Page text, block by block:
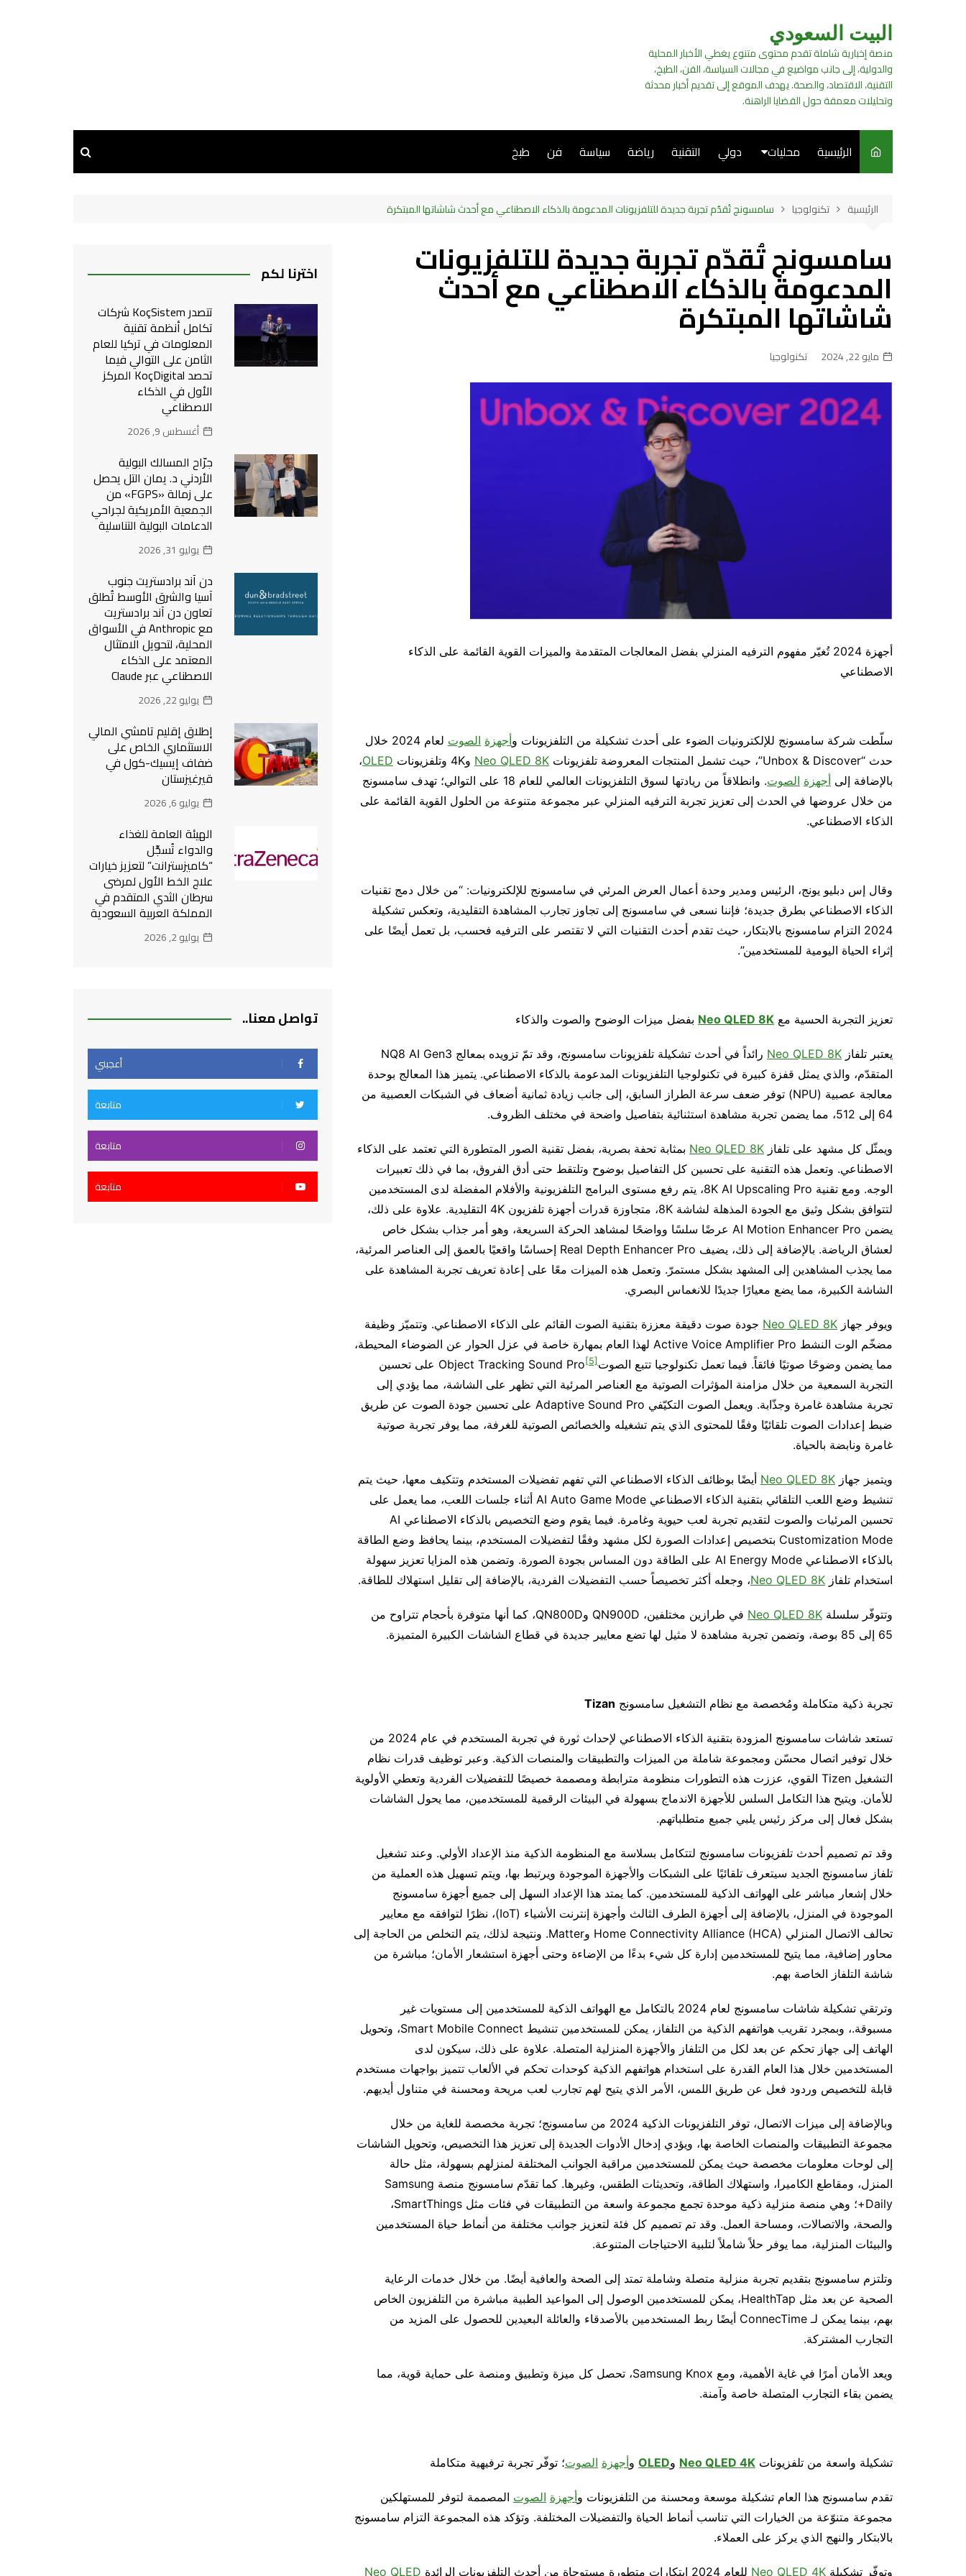
البيت السعودي
منصة إخبارية شاملة تقدم محتوى متنوع يغطي الأخبار المحلية
والدولية، إلى جانب مواضيع في مجالات السياسة، الفن، الطبخ،
التقنية، الاقتصاد، والصحة. يهدف الموقع إلى تقديم أخبار محدثة
وتحليلات معمقة حول القضايا الراهنة.
الرئيسية محليات
طبخ
دولي التقنية رياضة سياسة فن طبخ
الرئيسية تكنولوجيا سامسونج تُقدّم تجربة جديدة للتلفزيونات المدعومة بالذكاء الاصطناعي مع أحدث شاشاتها المبتكرة
سامسونج تُقدّم تجربة جديدة للتلفزيونات
المدعومة بالذكاء الاصطناعي مع أحدث
شاشاتها المبتكرة
مايو 22, 2024 تكنولوجيا
أجهزة 2024 تُغيّر مفهوم الترفيه المنزلي بفضل المعالجات المتقدمة والميزات القوية القائمة على الذكاء
الاصطناعي
سلّطت شركة سامسونج للإلكترونيات الضوء على أحدث تشكيلة من التلفزيونات وأجهزة الصوت
لعام 2024 خلال
حدث “Unbox & Discover”، حيث تشمل المنتجات المعروضة تلفزيونات
Neo QLED 8K و4K وتلفزيونات OLED،
بالإضافة إلى أجهزة الصوت
. وانطلاقاً من ريادتها لسوق التلفزيونات العالمي للعام 18 على التوالي؛ تهدف سامسونج
من خلال عروضها في الحدث إلى تعزيز تجربة الترفيه المنزلي عبر مجموعة متنوعة من الحلول القوية القائمة على
الذكاء الاصطناعي.
وقال إس دبليو يونج، الرئيس ومدير وحدة أعمال العرض المرئي في سامسونج للإلكترونيات: “من خلال دمج تقنيات
الذكاء الاصطناعي بطرق جديدة؛ فإننا نسعى في سامسونج إلى تجاوز تجارب المشاهدة التقليدية، وتعكس تشكيلة
2024 التزام سامسونج بالابتكار، حيث تقدم أحدث التقنيات التي لا تقتصر على الترفيه فحسب، بل تعمل أيضًا على
إثراء الحياة اليومية للمستخدمين”.
تعزيز التجربة الحسية مع Neo QLED 8K بفضل ميزات الوضوح والصوت والذكاء
يعتبر تلفاز Neo QLED 8K
رائداً في أحدث تشكيلة تلفزيونات سامسونج، وقد تمّ تزويده بمعالج NQ8 AI Gen3
المتقدّم، والذي يمثل قفزة كبيرة في تكنولوجيا التلفزيونات المدعومة بالذكاء الاصطناعي. يتميز هذا المعالج بوحدة
معالجة عصبية (NPU) توفر ضعف سرعة الطراز السابق، إلى جانب زيادة ثمانية أضعاف في الشبكات العصبية من
64 إلى 512، مما يضمن تجربة مشاهدة استثنائية بتفاصيل واضحة في مختلف الظروف.
ويمثّل كل مشهد على تلفاز Neo QLED 8K بمثابة تحفة بصرية، بفضل تقنية الصور المتطورة التي تعتمد على الذكاء
الاصطناعي. وتعمل هذه التقنية على تحسين كل التفاصيل بوضوح وتلتقط حتى أدق الفروق، بما في ذلك تعبيرات
الوجه. ومع تقنية 8K AI Upscaling Pro، يتم رفع مستوى البرامج التلفزيونية والأفلام المفضلة لدى المستخدمين
لتتوافق بشكل وثيق مع الجودة المذهلة لشاشة 8K، متجاوزة قدرات أجهزة تلفزيون 4K التقليدية. علاوة على ذلك،
يضمن AI Motion Enhancer Pro عرضًا سلسًا وواضحًا لمشاهد الحركة السريعة، وهو أمر جذاب بشكل خاص
لعشاق الرياضة. بالإضافة إلى ذلك، يضيف Real Depth Enhancer Pro إحساسًا واقعيًا بالعمق إلى العناصر المرئية،
مما يجذب المشاهدين إلى المشهد بشكل مستمرّ. وتعمل هذه الميزات معًا على إعادة تعريف تجربة المشاهدة على
الشاشة الكبيرة، مما يضع معيارًا جديدًا للانغماس البصري.
ويوفر جهاز Neo QLED 8K جودة صوت دقيقة معززة بتقنية الصوت القائم على الذكاء الاصطناعي. وتتميّز وظيفة
مضخّم الوت النشط Active Voice Amplifier Pro لهذا العام بمهارة خاصة في عزل الحوار عن الضوضاء المحيطة،
مما يضمن وضوحًا صوتيًا فائقاً. فيما تعمل تكنولوجيا تتبع الصوتObject Tracking Sound Pro [5]
على تحسين
التجربة السمعية من خلال مزامنة المؤثرات الصوتية مع العناصر المرئية التي تظهر على الشاشة، مما يؤدي إلى
تجربة مشاهدة غامرة وجذّابة. ويعمل الصوت التكيّفي Adaptive Sound Pro على تحسين جودة الصوت عن طريق
ضبط إعدادات الصوت تلقائيًا وفقًا للمحتوى الذي يتم تشغيله والخصائص الصوتية للغرفة، مما يوفر تجربة صوتية
غامرة ونابضة بالحياة.
ويتميز جهاز Neo QLED 8K أيضًا بوظائف الذكاء الاصطناعي التي تفهم تفضيلات المستخدم وتتكيف معها، حيث يتم
تنشيط وضع اللعب التلقائي بتقنية الذكاء الاصطناعي AI Auto Game Mode أثناء جلسات اللعب، مما يعمل على
تحسين المرئيات والصوت لتقديم تجربة لعب حيوية وغامرة. فيما يقوم وضع التخصيص بالذكاء الاصطناعي AI
Customization Mode بتخصيص إعدادات الصورة لكل مشهد وفقًا لتفضيلات المستخدم، بينما يحافظ وضع الطاقة
بالذكاء الاصطناعي AI Energy Mode على الطاقة دون المساس بجودة الصورة. وتضمن هذه المزايا تعزيز سهولة
استخدام تلفاز Neo QLED 8K، وجعله أكثر تخصيصاً حسب التفضيلات الفردية، بالإضافة إلى تقليل استهلاك للطاقة.
وتتوفّر سلسلة Neo QLED 8K
في طرازين مختلفين، QN900D وQN800D، كما أنها متوفرة بأحجام تتراوح من
65 إلى 85 بوصة، وتضمن تجربة مشاهدة لا مثيل لها تضع معايير جديدة في قطاع الشاشات الكبيرة المتميزة.
تجربة ذكية متكاملة ومُخصصة مع نظام التشغيل سامسونج Tizan
تستعد شاشات سامسونج المزودة بتقنية الذكاء الاصطناعي لإحداث ثورة في تجربة المستخدم في عام 2024 من
خلال توفير اتصال محسّن ومجموعة شاملة من الميزات والتطبيقات والمنصات الذكية. وعبر توظيف قدرات نظام
التشغيل Tizen القوي، عززت هذه التطورات منظومة مترابطة ومصممة خصيصًا للتفضيلات الفردية وتعطي الأولوية
للأمان. ويتيح هذا التكامل السلس للأجهزة الاندماج بسهولة في البيئات الرقمية للمستخدمين، مما يحول الشاشات
بشكل فعال إلى مركز رئيس يلبي جميع متطلباتهم.
وقد تم تصميم أحدث تلفزيونات سامسونج لتتكامل بسلاسة مع المنظومة الذكية منذ الإعداد الأولي. وعند تشغيل
تلفاز سامسونج الجديد سيتعرف تلقائيًا على الشبكات والأجهزة الموجودة ويرتبط بها، ويتم تسهيل هذه العملية من
خلال إشعار مباشر على الهواتف الذكية للمستخدمين. كما يمتد هذا الإعداد السهل إلى جميع أجهزة سامسونج
الموجودة في المنزل، بالإضافة إلى أجهزة الطرف الثالث وأجهزة إنترنت الأشياء (IoT)، نظرًا لتوافقه مع معايير
تحالف الاتصال المنزلي Home Connectivity Alliance (HCA) وMatter. ونتيجة لذلك، يتم التخلص من الحاجة إلى
محاور إضافية، مما يتيح للمستخدمين إدارة كل شيء بدءًا من الإضاءة وحتى أجهزة استشعار الأمان؛ مباشرة من
شاشة التلفاز الخاصة بهم.
وترتقي تشكيلة شاشات سامسونج لعام 2024 بالتكامل مع الهواتف الذكية للمستخدمين إلى مستويات غير
مسبوقة.، وبمجرد تقريب هواتفهم الذكية من التلفاز، يمكن للمستخدمين تنشيط Smart Mobile Connect، وتحويل
الهاتف إلى جهاز تحكم عن بعد لكل من التلفاز والأجهزة المنزلية المتصلة. علاوة على ذلك، سيكون لدى
المستخدمين خلال هذا العام القدرة على استخدام هواتفهم الذكية كوحدات تحكم في الألعاب تتميز بواجهات مستخدم
قابلة للتخصيص وردود فعل عن طريق اللمس، الأمر الذي يتيح لهم تجارب لعب مريحة ومحسنة في متناول أيديهم.
وبالإضافة إلى ميزات الاتصال، توفر التلفزيونات الذكية 2024 من سامسونج؛ تجربة مخصصة للغاية من خلال
مجموعة التطبيقات والمنصات الخاصة بها، ويؤدي إدخال الأدوات الجديدة إلى تعزيز هذا التخصيص، وتحويل الشاشات
إلى لوحات معلومات مخصصة حيث يمكن للمستخدمين مراقبة الجوانب المختلفة لمنزلهم بسهولة، مثل حالة
المنزل، ومقاطع الكاميرا، واستهلاك الطاقة، وتحديثات الطقس، وغيرها. كما تقدّم سامسونج منصة Samsung
Daily+؛ وهي منصة منزلية ذكية موحدة تجمع مجموعة واسعة من التطبيقات في فئات مثل SmartThings،
والصحة، والاتصالات، ومساحة العمل. وقد تم تصميم كل فئة لتعزيز جوانب مختلفة من أنماط حياة المستخدمين
والبيئات المنزلية، مما يوفر حلاً شاملاً لتلبية الاحتياجات المتنوعة.
وتلتزم سامسونج بتقديم تجربة منزلية متصلة وشاملة تمتد إلى الصحة والعافية أيضًا. من خلال خدمات الرعاية
الصحية عن بعد مثل HealthTap، يمكن للمستخدمين الوصول إلى المواعيد الطبية مباشرة من التلفزيون الخاص
بهم، بينما يمكن لـ ConnecTime أيضًا ربط المستخدمين بالأصدقاء والعائلة البعيدين للحصول على المزيد من
التجارب المشتركة.
ويعد الأمان أمرًا في غاية الأهمية، ومع Samsung Knox، تحصل كل ميزة وتطبيق ومنصة على حماية قوية، مما
يضمن بقاء التجارب المتصلة خاصة وآمنة.
تشكيلة واسعة من تلفزيونات Neo QLED 4K وOLED وأجهزة الصوت؛ توفّر تجربة ترفيهية متكاملة
تقدم سامسونج هذا العام تشكيلة موسعة ومحسنة من التلفزيونات وأجهزة الصوت المصممة لتوفر للمستهلكين
مجموعة متنوّعة من الخيارات التي تناسب أنماط الحياة والتفضيلات المختلفة. وتؤكد هذه المجموعة التزام سامسونج
بالابتكار والنهج الذي يركز على العملاء.
وتوفّر تشكيلة Neo QLED 4K للعام 2024 ابتكارات متطورة مستوحاة من أحدث التلفزيونات الرائدة Neo QLED
اخترنا لكم
تتصدر KoçSistem شركات
تكامل أنظمة تقنية
المعلومات في تركيا للعام
الثامن على التوالي فيما
تحصد KoçDigital المركز
الأول في الذكاء
الاصطناعي
أغسطس 9, 2026
جرّاح المسالك البولية
الأردني د. يمان التل يحصل
على زمالة «FGPS» من
الجمعية الأمريكية لجراحي
الدعامات البولية التناسلية
يوليو 31, 2026
دن آند برادستريت جنوب
آسيا والشرق الأوسط تُطلق
تعاون دن آند برادستريت
مع Anthropic في الأسواق
المحلية، لتحويل الامتثال
المعتمد على الذكاء
الاصطناعي عبر Claude
يوليو 22, 2026
إطلاق إقليم تامشي المالي
الاستثماري الخاص على
ضفاف إيسيك-كول في
قيرغيزستان
يوليو 6, 2026
الهيئة العامة للغذاء
والدواء تُسجِّل
“كاميزسترانت” لتعزيز خيارات
علاج الخط الأول لمرضى
سرطان الثدي المتقدم في
المملكة العربية السعودية
يوليو 2, 2026
تواصل معنا..
أعجبني
متابعة
متابعة
متابعة